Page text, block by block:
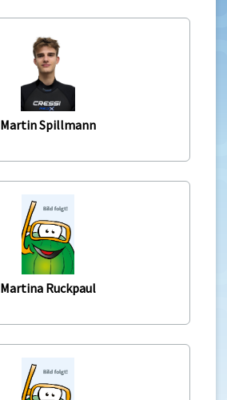
Martin Spillmann
Martina Ruckpaul